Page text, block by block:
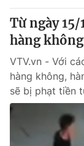
Từ ngày
hàng
VTV.vn - Với
hàng không,
sẽ bị phạt tiền